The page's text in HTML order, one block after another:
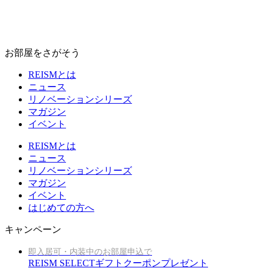
お部屋をさがそう
REISMとは
ニュース
リノベーションシリーズ
マガジン
イベント
REISMとは
ニュース
リノベーションシリーズ
マガジン
イベント
はじめての方へ
キャンペーン
即入居可・内装中のお部屋申込で
REISM SELECTギフトクーポンプレゼント